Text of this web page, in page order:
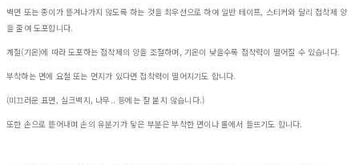
벽면 또는 종이가 뜯겨나가지 않도록 하는 것을 최우선으로 하여 일반 테이프, 스티커와 달리 접착제 양
을 줄여 도포합니다.
계절(기온)에 따라 도포하는 접착제의 양을 조절하며, 기온이 낮을수록 접착력이 떨어질 수 있습니다.
부착하는 면에 요철 또는 먼지가 있다면 접착력이 떨어지기도 합니다.
(미끄러운 표면, 실크벽지, 나무.. 등에는 잘 붙지 않습니다.)
또한 손으로 뜯어내며 손의 유분기가 닿은 부분은 부착한 면이나 롤에서 들뜨기도 합니다.